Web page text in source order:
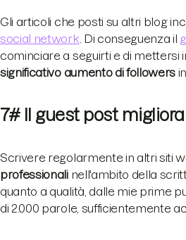
Gli articoli che posti su altri blog
social network . Di conseguenza il
cominciare a seguirti e di mettersi
significativo aumento difollowers
7# Il guest post
Scrivere regolarmente in altri siti
professionalinell'ambito della
quanto a qualità, dalle mie prime
di 2.000 parole, sufficientemente